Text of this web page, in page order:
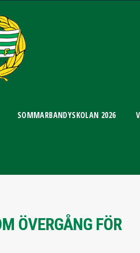
SOMMARBANDYSKOLAN 2026
ÖVERGÅNG FÖR